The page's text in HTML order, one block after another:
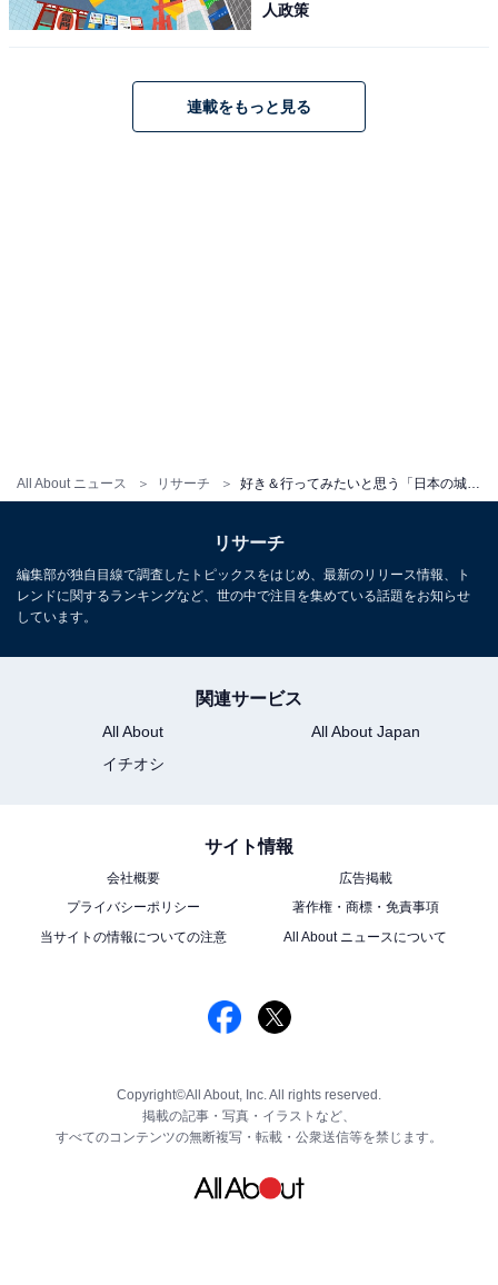
All About ニュース リサーチ 好き＆行ってみたいと思う「日本の城」ランキング！ 2位「姫路城（兵庫県）」を抑えた1位は？ 【2025年調査】
人政策
連載をもっと見る
リサーチ
編集部が独自目線で調査したトピックスをはじめ、最新のリリース情報、ト
レンドに関するランキングなど、世の中で注目を集めている話題をお知らせ
しています。
関連サービス
All About
All About Japan
イチオシ
サイト情報
会社概要
広告掲載
プライバシーポリシー
著作権・商標・免責事項
当サイトの情報についての注意
All About ニュースについて
Copyright©All About, Inc. All rights reserved.
掲載の記事・写真・イラストなど、
すべてのコンテンツの無断複写・転載・公衆送信等を禁じます。